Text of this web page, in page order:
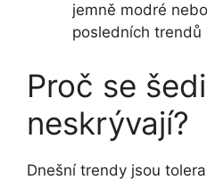
jemně modré
posledních trendů
Proč se
neskrývají?
Dnešní trendy jsou